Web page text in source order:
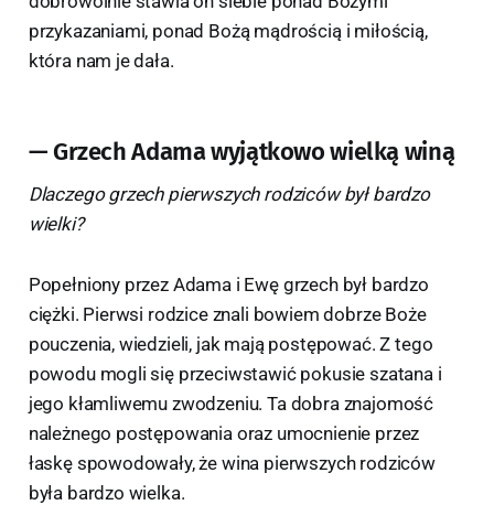
przykazaniami, ponad Bożą mądrością i miłością,
która nam je dała.
— Grzech Adama wyjątkowo wielką winą
Dlaczego grzech pierwszych rodziców był bardzo
wielki?
Popełniony przez Adama i Ewę grzech był bardzo
ciężki. Pierwsi rodzice znali bowiem dobrze Boże
pouczenia, wiedzieli, jak mają postępować. Z tego
powodu mogli się przeciwstawić pokusie szatana i
jego kłamliwemu zwodzeniu. Ta dobra znajomość
należnego postępowania oraz umocnienie przez
łaskę spowodowały, że wina pierwszych rodziców
była bardzo wielka.